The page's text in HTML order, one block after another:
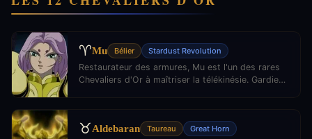
♈Mu Bélier Stardust Revolution
Restaurateur des armures, Mu est l'un des rares
Chevaliers d'Or à maîtriser la télékinésie. Gardien
♉Aldebaran Taureau Great Horn